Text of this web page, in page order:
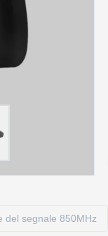
del segnale 850MHz